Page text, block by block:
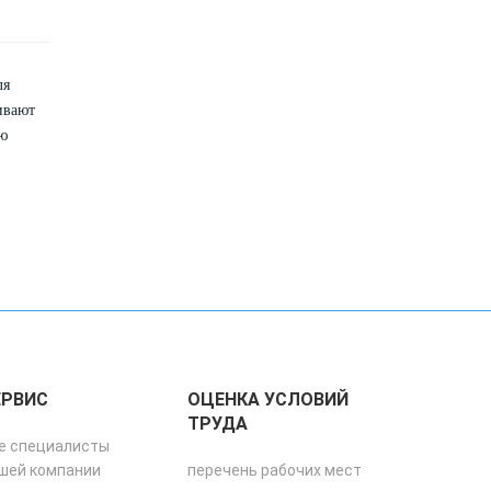
специалисты
компании
ОЦЕНКА УСЛОВИЙ
ТРУДА
перечень рабочих мест